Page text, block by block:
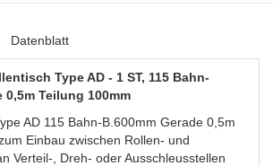
Datenblatt
Type AD - 1 ST, 115 Bahn-
0,5m Teilung 100mm
AD 115 Bahn-B.600mm Gerade 0,5m
Einbau zwischen Rollen- und
Verteil-, Dreh- oder Ausschleusstellen